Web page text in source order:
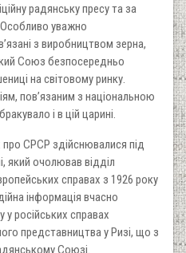
радянську пресу та за
уважно
з виробництвом зерна,
Союз безпосередньо
на світовому ринку.
пов’язаним з національною
і в цій царині.
СРСР здійснювалися під
який очолював відділ
справах з 1926 року
інформація вчасно
у російських справах
представництва у Ризі, що з
Союзі.